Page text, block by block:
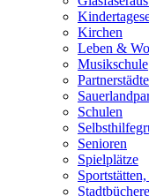
Kirchen
Leben &
Musikschule
Partnerstädte
Schulen
Senioren
Spielplätze